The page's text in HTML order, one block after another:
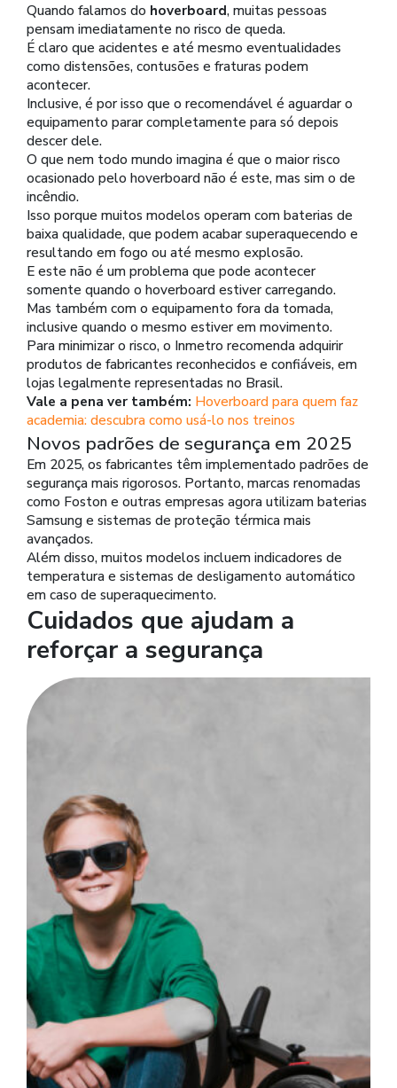
Quando falamos do hoverboard, muitas pessoas
pensam imediatamente no risco de queda.
É claro que acidentes e até mesmo eventualidades
como distensões, contusões e fraturas podem
acontecer.
Inclusive, é por isso que o recomendável é aguardar o
equipamento parar completamente para só depois
descer dele.
O que nem todo mundo imagina é que o maior risco
ocasionado pelo hoverboard não é este, mas sim o de
incêndio.
Isso porque muitos modelos operam com baterias de
baixa qualidade, que podem acabar superaquecendo e
resultando em fogo ou até mesmo explosão.
E este não é um problema que pode acontecer
somente quando o hoverboard estiver carregando.
Mas também com o equipamento fora da tomada,
inclusive quando o mesmo estiver em movimento.
Para minimizar o risco, o Inmetro recomenda adquirir
produtos de fabricantes reconhecidos e confiáveis, em
lojas legalmente representadas no Brasil.
Vale a pena ver também: Hoverboard para quem faz
academia: descubra como usá-lo nos treinos
Novos padrões de segurança em 2025
Em 2025, os fabricantes têm implementado padrões de
segurança mais rigorosos. Portanto, marcas renomadas
como Foston e outras empresas agora utilizam baterias
Samsung e sistemas de proteção térmica mais
avançados.
Além disso, muitos modelos incluem indicadores de
temperatura e sistemas de desligamento automático
em caso de superaquecimento.
Cuidados que ajudam a
reforçar a segurança